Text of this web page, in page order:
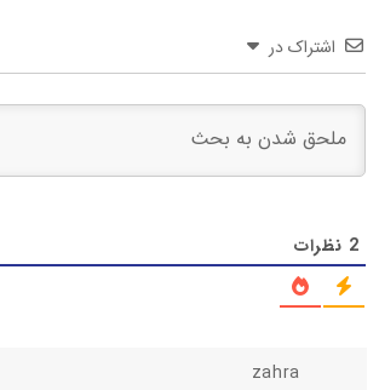
اشتراک در
2 نظرات
zahra